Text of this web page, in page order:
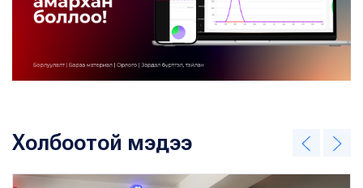
Холбоотой мэдээ